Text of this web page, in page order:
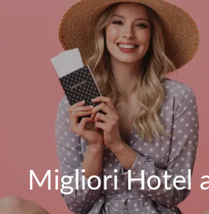
Migliori Hotel